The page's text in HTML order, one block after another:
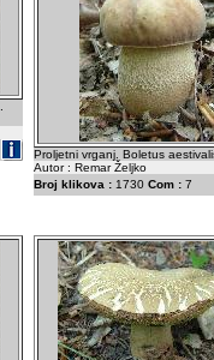
Proljetni vrganj. Boletus
Autor : Remar Željko
Broj klikova : 1730 Com : 7